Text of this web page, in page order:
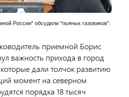
России" обсудили "пьяных газовиков".
приемной Борис
важность прихода в город
дали толчок развитию
момент на северном
порядка 18 тысяч